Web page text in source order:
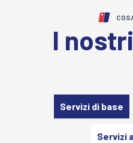
I
Servizi di base
Servizi